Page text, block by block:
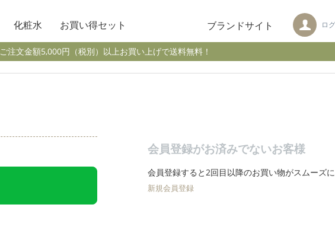
ブランドサイト ロ
化粧水 お買い得セット
ご注文金額5,000円（税別）以上お買い上げで送料無料！
会員登録がお済みでないお客様
会員登録すると2回目以降のお買い物がスムーズに
新規会員登録